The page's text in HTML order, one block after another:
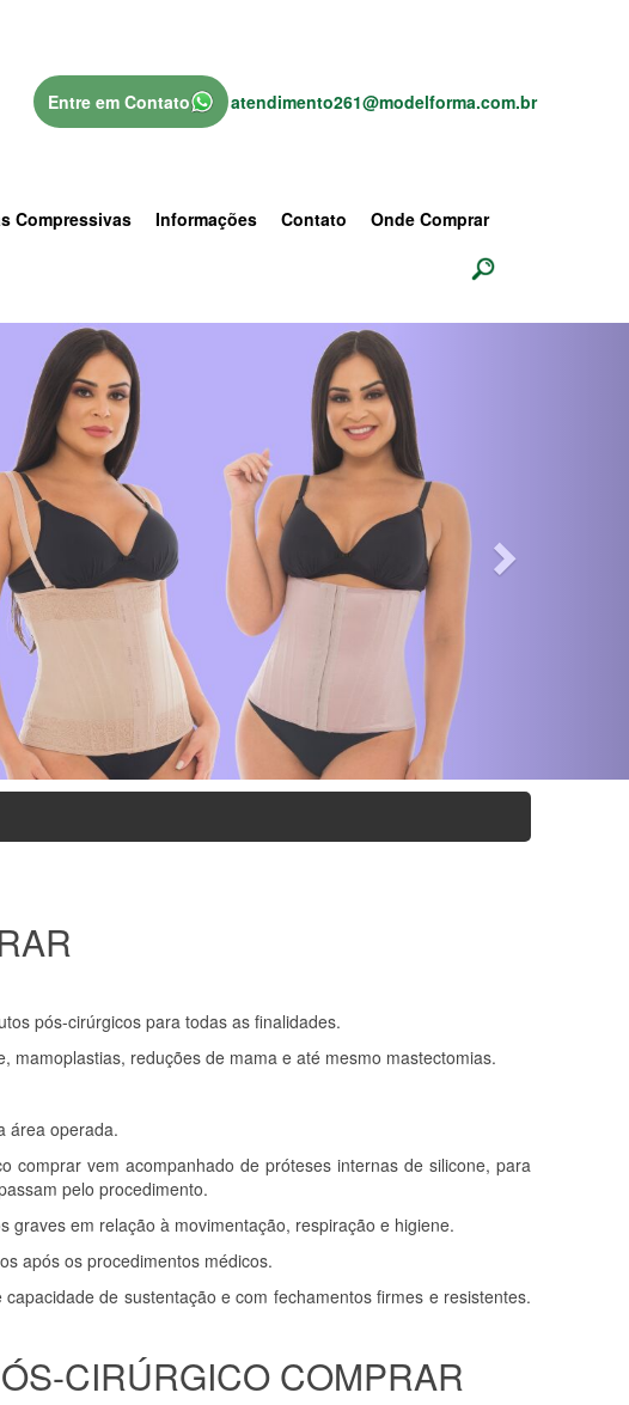
Entre em Contato atendimento261@modelforma.com.br
Compressivas Informações Contato Onde Comprar
pós-cirúrgicos para todas as finalidades.
reduções de mama e até mesmo mastectomias.
área operada.
comprar vem acompanhado de próteses internas de silicone, para
pelo procedimento.
em relação à movimentação, respiração e higiene.
após os procedimentos médicos.
de sustentação e com fechamentos firmes e resistentes.
CIRÚRGICO COMPRAR